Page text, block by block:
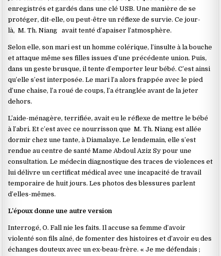
enregistrés et gardés dans une clé USB. Une manière de se
protéger, dit-elle, ou peut-être un réflexe de survie. Ce jour-
là, M. Th. Niang avait tenté d’apaiser l’atmosphère.
Selon elle, son mari est un homme colérique, l’insulte à la bouche
et attaque même ses filles issues d’une précédente union. Puis,
dans un geste brusque, il tente d’emporter leur bébé. C’est ainsi
qu’elle s’est interposée. Le mari l’a alors frappée avec le pied
d’une chaise, l’a roué de coups, l’a étranglée avant de la jeter
dehors.
L’aide-ménagère, terrifiée, avait eu le réflexe de mettre le bébé
à l’abri. Et c’est avec ce nourrisson que M. Th. Niang est allée
dormir chez une tante, à Diamalaye. Le lendemain, elle s’est
rendue au centre de santé Mame Abdoul Aziz Sy pour une
consultation. Le médecin diagnostique des traces de violences et
lui délivre un certificat médical avec une incapacité de travail
temporaire de huit jours. Les photos des blessures parlent
d’elles-mêmes.
L’époux donne une autre version
Interrogé, O. Fall nie les faits. Il accuse sa femme d’avoir
violenté son fils aîné, de fomenter des histoires et d’avoir eu des
échanges douteux avec un ex-beau-frère. « Je me défendais ;